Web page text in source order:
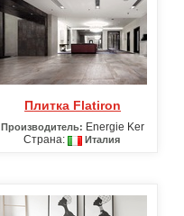
Плитка Flatiron
Производитель: Energie Ker
Страна:
Италия